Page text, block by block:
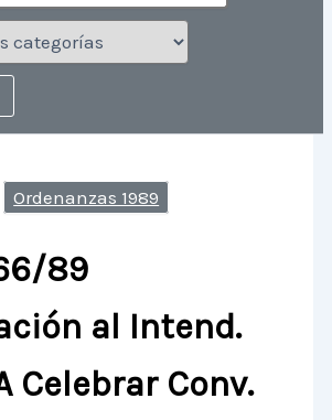
Ordenanzas 1989
89
al Intend.
Celebrar Conv.